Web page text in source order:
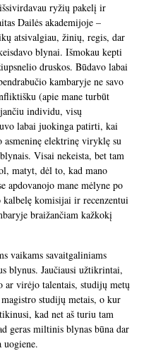
ryžių pakelį ir
Dailės akademijoje –
atsivalgiau, žinių, regis, dar
blynai. Išmokau kepti
druskos. Būdavo labai
kambaryje ne savo
(apie mane turbūt
individu, visų
labai juokinga patirti, kai
asmeninę elektrinę viryklę su
Visai nekeista, bet tam
matyt, dėl to, kad mano
apdovanojo mane mėlyne po
kalbelę komisijai ir recenzentui
braižančiam kažkokį
vaikams savaitgaliniams
blynus. Jaučiausi užtikrintai,
ar virėjo talentais, studijų metų
studijų metais, o kur
kad net aš turiu tam
geras miltinis blynas būna dar
uogiene.